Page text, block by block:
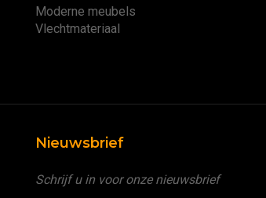
Moderne meubels
Vlechtmateriaal
Nieuwsbrief
Schrijf u in voor onze nieuwsbrief